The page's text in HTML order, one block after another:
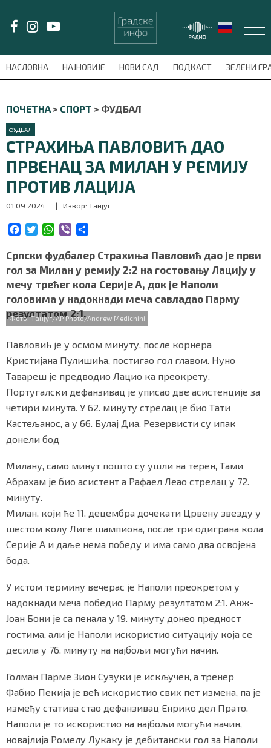
НАСЛОВНА НАЈНОВИЈЕ НОВИ САД ПОДКАСТ ЗЕЛЕНИ
meni'); $this_item = current( wp_filter_object_list(
ПОЧЕТНА > СПОРТ > ФУДБАЛ
ФУДБАЛ
СТРАХИЊА ПАВЛОВИЋ ДАО
ПРВЕНАЦ ЗА МИЛАН У РЕМИЈУ
ПРОТИВ ЛАЦИЈА
01.09.2024. | Извор: Танјуг
c
e
b
o
o
k
i
t
t
e
r
W
a
t
s
A
p
p
b
e
r
a
r
e
Српски фудбалер Страхиња Павловић дао је први
гол за Милан у ремију 2:2 на гостовању Лацију у
мечу трећег кола Серије А, док је Наполи
головима у надокнади меча савладао Парму
резултатом 2:1.
Фото: Танјуг/AP Photo/Andrew Medichini
Павловић је у осмом минуту, после корнера
Кристијана Пулишића, постигао гол главом. Нуно
Тавареш је предводио Лацио ка преокрету.
Португалски дефанзивац је уписао две асистенције за
четири минута. У 62. минуту стрелац је био Тати
Кастељанос, а у 66. Булај Диа. Резервисти су ипак
донели бод
Милану, само минут пошто су ушли на терен, Тами
Абрахам је био асистент а Рафаел Леао стрелац у 72.
минуту.
Милан, који ће 11. децембра дочекати Црвену звезду у
шестом колу Лиге шампиона, после три одиграна кола
Серије А и даље нема победу и има само два освојена
бода.
У истом термину вечерас је Наполи преокретом у
надокнади меча победио Парму резултатом 2:1. Анж-
Јоан Бони је са пенала у 19. минуту донео предност
гостима, али је Наполи искористио ситуацију која се
десила у 76. минуту на најбољи могући начин.
Голман Парме Зион Сузуки је искључен, а тренер
Фабио Пекија је већ искористио свих пет измена, па је
између статива стао дефанзивац Енрико дел Прато.
Наполи је то искористио на најбољи могући начин,
новајлија Ромелу Лукаку је дебитански гол за Наполи
LAT/ЋИР
НАСЛОВНА
НАЈНОВИЈЕ
НОВИ САД
ПОДКАСТ
ЗЕЛЕНИ ГРАД
ВИДЕО
СПЕЦИЈАЛИ
БЛОГ
СВЕТ
ЖИВОТ И СТИЛ
БИЗНИС
redakcija@gradskeinfo.rs
ПРАТИТЕ НАС
Маркетинг| Услови коришћења | Политика
ПРЕУЗМИТЕ НАШУ АПЛИКАЦИЈУ